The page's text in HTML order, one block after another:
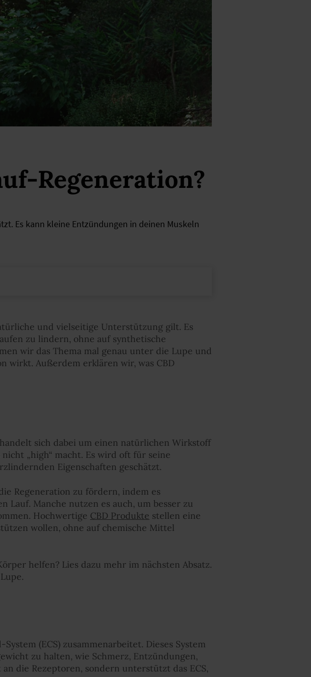
Regeneration?
Es kann kleine Entzündungen in deinen Muskeln
und vielseitige Unterstützung gilt. Es
zu lindern, ohne auf synthetische
wir das Thema mal genau unter die Lupe und
wirkt. Außerdem erklären wir, was CBD
sich dabei um einen natürlichen Wirkstoff
„high“ macht. Es wird oft für seine
Eigenschaften geschätzt.
Regeneration zu fördern, indem es
Lauf. Manche nutzen es auch, um besser zu
Hochwertige CBD Produkte stellen eine
wollen, ohne auf chemische Mittel
helfen? Lies dazu mehr im nächsten Absatz.
(ECS) zusammenarbeitet. Dieses System
zu halten, wie Schmerz, Entzündungen,
die Rezeptoren, sondern unterstützt das ECS,